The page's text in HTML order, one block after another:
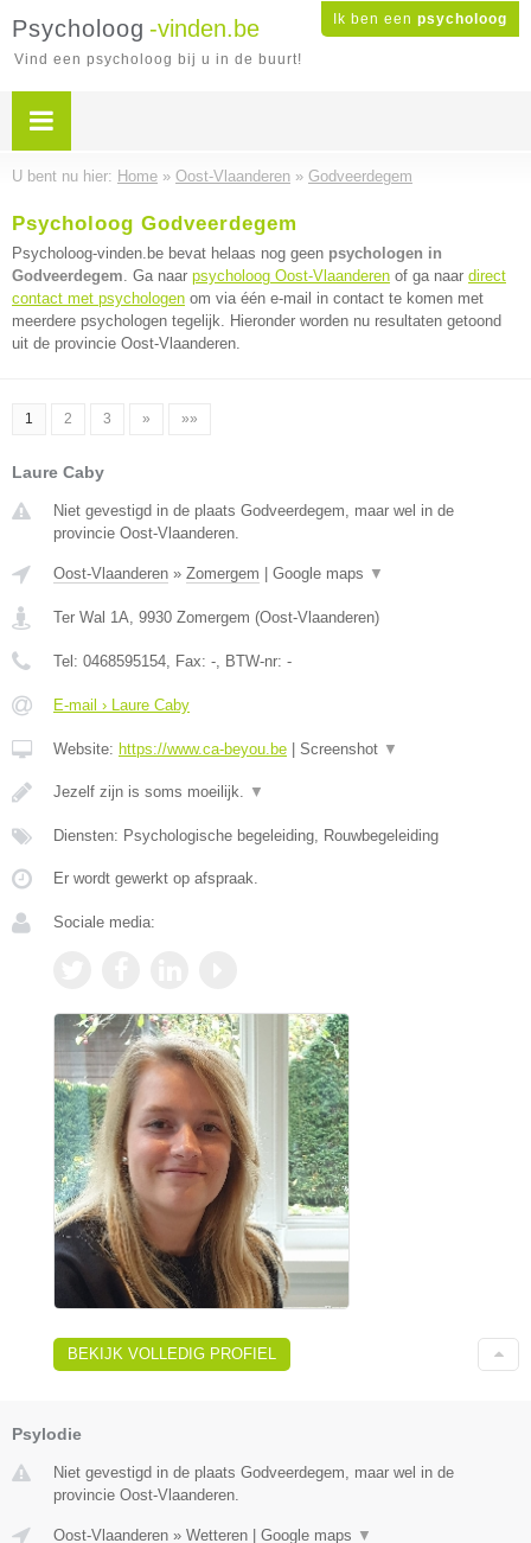
Ik ben een psycholoog
Psycholoog -vinden.be
Vind een psycholoog bij u in de buurt!
U bent nu hier: Home » Oost-Vlaanderen » Godveerdegem
Psycholoog Godveerdegem
Psycholoog-vinden.be bevat helaas nog geen psychologen in
Godveerdegem. Ga naar psycholoog Oost-Vlaanderen of ga naar direct
contact met psychologen om via één e-mail in contact te komen met
meerdere psychologen tegelijk. Hieronder worden nu resultaten getoond
uit de provincie Oost-Vlaanderen.
1 2 3 » »»
Laure Caby
Niet gevestigd in de plaats Godveerdegem, maar wel in de
provincie Oost-Vlaanderen.
Oost-Vlaanderen » Zomergem Google maps ▼
Ter Wal 1A, 9930 Zomergem (Oost-Vlaanderen)
Tel: 0468595154, Fax: -, BTW-nr: -
E-mail › Laure Caby
Website: https://www.ca-beyou.be Screenshot ▼
Jezelf zijn is soms moeilijk. ▼
Diensten: Psychologische begeleiding, Rouwbegeleiding
Er wordt gewerkt op afspraak.
Sociale media:
BEKIJK VOLLEDIG PROFIEL
Psylodie
Niet gevestigd in de plaats Godveerdegem, maar wel in de
provincie Oost-Vlaanderen.
Oost-Vlaanderen » Wetteren Google maps ▼